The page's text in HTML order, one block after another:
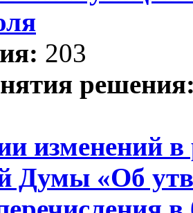
203
изменений
Думы «Об